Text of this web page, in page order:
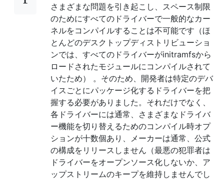
さまざまな問題を引き起こし、スペース制限
のためにすべてのドライバーで一般的なカー
ネルをコンパイルすることは不可能です（ほ
とんどのデスクトップディストリビューショ
ンでは、すべてのドライバーがinitramfsから
ロードされたモジュールにコンパイルされて
いたため） 。そのため、開発者は特定のデバ
イスごとにパッケージ化するドライバーを把
握する必要がありました。それだけでなく、
各ドライバーには通常、さまざまなドライバ
ー機能を切り替えるためのコンパイル時オプ
ションが十数個あり、メーカーは通常、公式
の構成をリリースしません（最悪の犯罪者は
ドライバーをオープンソース化しないか、ア
ップストリームのキープを維持しませんでし